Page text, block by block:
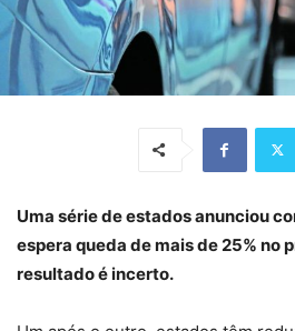
Uma série de estados anunciou
espera queda de mais de 25% no
resultado é incerto.